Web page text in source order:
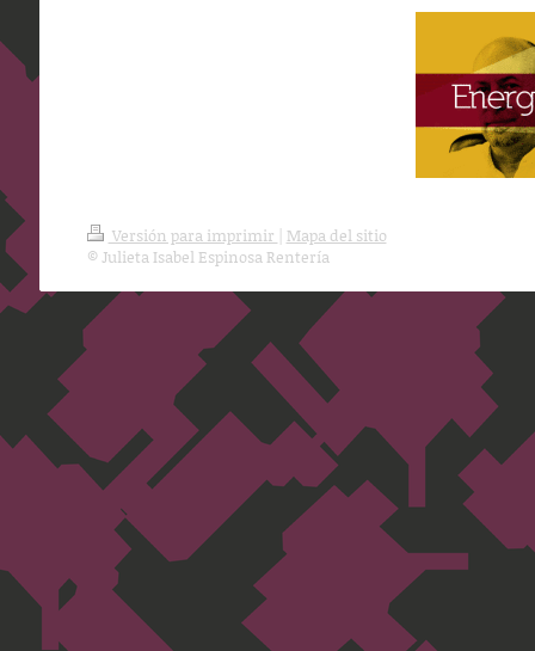
Versión para imprimir
Mapa del sitio
© Julieta Isabel Espinosa Rentería